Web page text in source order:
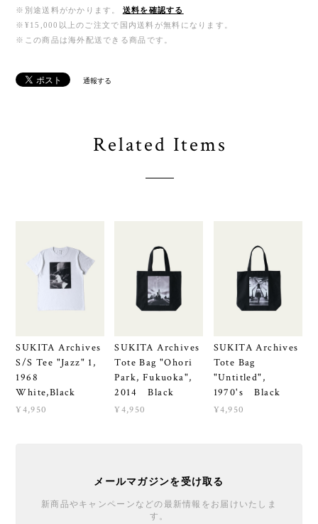
※別途送料がかかります。
送料を確認する
※¥15,000以上のご注文で国内送料が無料になります。
※この商品は海外配送できる商品です。
通報する
Related Items
SUKITA Archives
S/S Tee "Jazz" 1,
1968
White,Black
¥4,950
SUKITA Archives
Tote Bag "Ohori
Park, Fukuoka",
2014 Black
¥4,950
SUKITA Archives
Tote Bag
"Untitled",
1970's Black
¥4,950
メールマガジンを受け取る
新商品やキャンペーンなどの最新情報をお届けいたしま
す。